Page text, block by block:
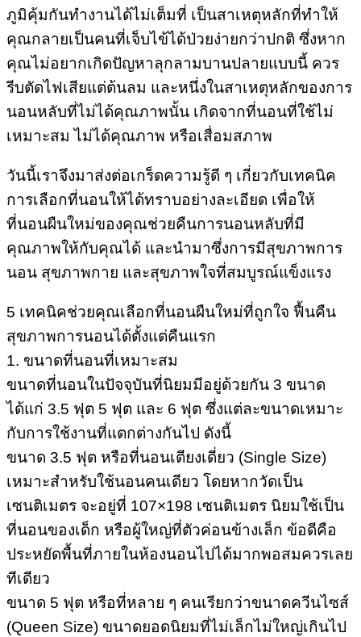
ภูมิคุ้มกันทำงานได้ไม่เต็มที่ เป็นสาเหตุหลักที่ทำให้
คุณกลายเป็นคนที่เจ็บไข้ได้ป่วยง่ายกว่าปกติ ซึ่งหาก
คุณไม่อยากเกิดปัญหาลุกลามบานปลายแบบนี้ ควร
รีบตัดไฟเสียแต่ต้นลม และหนึ่งในสาเหตุหลักของการ
นอนหลับที่ไม่ได้คุณภาพนั้น เกิดจากที่นอนที่ใช้ไม่
เหมาะสม ไม่ได้คุณภาพ หรือเสื่อมสภาพ
วันนี้เราจึงมาส่งต่อเกร็ดความรู้ดี ๆ เกี่ยวกับเทคนิค
การเลือกที่นอนให้ได้ทราบอย่างละเอียด เพื่อให้
ที่นอนผืนใหม่ของคุณช่วยคืนการนอนหลับที่มี
คุณภาพให้กับคุณได้ และนำมาซึ่งการมีสุขภาพการ
นอน สุขภาพกาย และสุขภาพใจที่สมบูรณ์แข็งแรง
5 เทคนิคช่วยคุณเลือกที่นอนผืนใหม่ที่ถูกใจ ฟื้นคืน
สุขภาพการนอนได้ตั้งแต่คืนแรก
1. ขนาดที่นอนที่เหมาะสม
ขนาดที่นอนในปัจจุบันที่นิยมมีอยู่ด้วยกัน 3 ขนาด
ได้แก่ 3.5 ฟุต 5 ฟุต และ 6 ฟุต ซึ่งแต่ละขนาดเหมาะ
กับการใช้งานที่แตกต่างกันไป ดังนี้
ขนาด 3.5 ฟุต หรือที่นอนเตียงเดี่ยว (Single Size)
เหมาะสำหรับใช้นอนคนเดียว โดยหากวัดเป็น
เซนติเมตร จะอยู่ที่ 107×198 เซนติเมตร นิยมใช้เป็น
ที่นอนของเด็ก หรือผู้ใหญ่ที่ตัวค่อนข้างเล็ก ข้อดีคือ
ประหยัดพื้นที่ภายในห้องนอนไปได้มากพอสมควรเลย
ทีเดียว
ขนาด 5 ฟุต หรือที่หลาย ๆ คนเรียกว่าขนาดควีนไซส์
(Queen Size) ขนาดยอดนิยมที่ไม่เล็กไม่ใหญ่เกินไป